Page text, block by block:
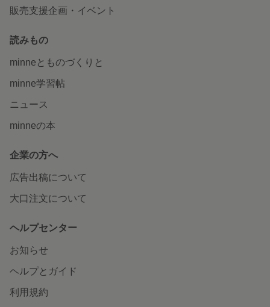
販売支援企画・イベント
読みもの
minneとものづくりと
minne学習帖
ニュース
minneの本
企業の方へ
広告出稿について
大口注文について
ヘルプセンター
お知らせ
ヘルプとガイド
利用規約